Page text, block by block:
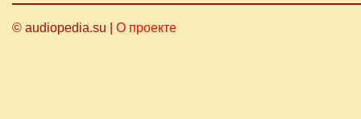
© audiopedia.su | О проекте